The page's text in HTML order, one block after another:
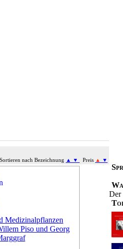
Sortieren nach Bezeichnung ▲ ▼ Preis ▲ ▼
Medizinalpflanzen
Piso und Georg
Der